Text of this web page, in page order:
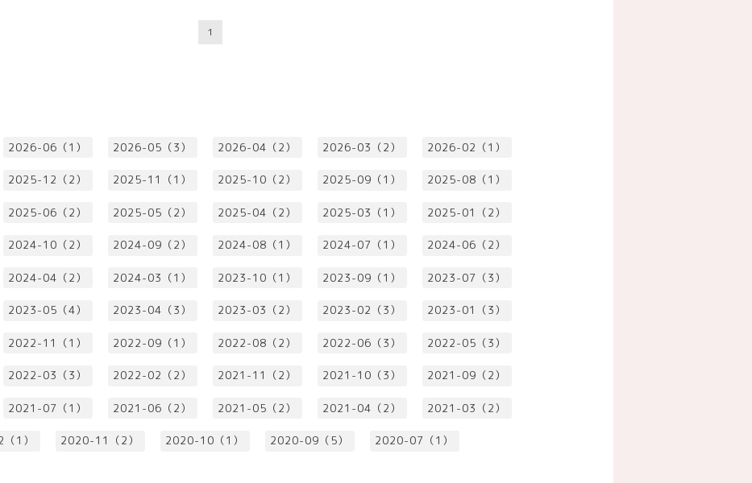
1
2026-06（1） 2026-05（3） 2026-04（2） 2026-03（2） 2026-02（1）
2025-12（2） 2025-11（1） 2025-10（2） 2025-09（1） 2025-08（1）
2025-06（2） 2025-05（2） 2025-04（2） 2025-03（1） 2025-01（2）
2024-10（2） 2024-09（2） 2024-08（1） 2024-07（1） 2024-06（2）
2024-04（2） 2024-03（1） 2023-10（1） 2023-09（1） 2023-07（3）
2023-05（4） 2023-04（3） 2023-03（2） 2023-02（3） 2023-01（3）
2022-11（1） 2022-09（1） 2022-08（2） 2022-06（3） 2022-05（3）
2022-03（3） 2022-02（2） 2021-11（2） 2021-10（3） 2021-09（2）
2021-07（1） 2021-06（2） 2021-05（2） 2021-04（2） 2021-03（2）
1） 2020-11（2） 2020-10（1） 2020-09（5） 2020-07（1）